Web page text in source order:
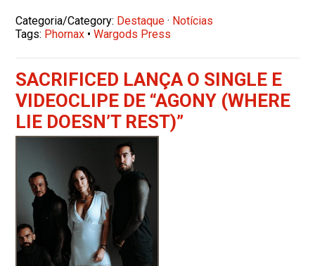
Categoria/Category: Destaque · Notícias
Tags: Phornax •Wargods Press
SACRIFICED LANÇA O SINGLE E
VIDEOCLIPE DE “AGONY (WHERE
LIE DOESN’T REST)”